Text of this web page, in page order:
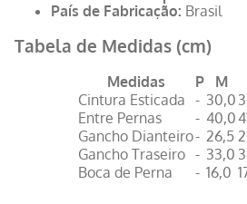
País de Fabricação: Brasil
Tabela de Medidas (cm)
Medidas P M
Cintura Esticada - 30,0
Entre Pernas
- 40,0
Gancho Dianteiro- 26,5
Gancho Traseiro - 33,0
Boca de Perna
- 16,0